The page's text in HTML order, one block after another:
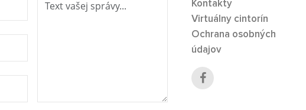
Kontakty
Virtuálny cintorín
Ochrana osobných
údajov